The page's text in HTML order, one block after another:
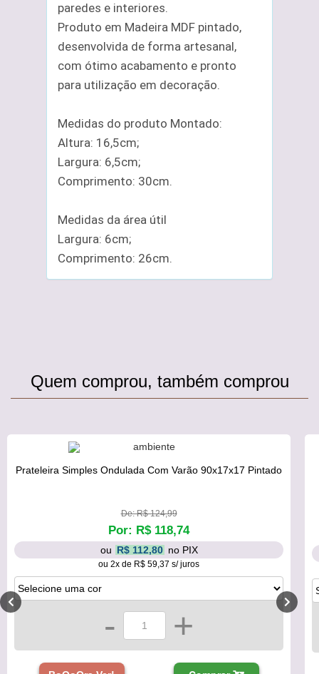
paredes e interiores.
Produto em Madeira MDF pintado,
desenvolvida de forma artesanal,
com ótimo acabamento e pronto
para utilização em decoração.
Medidas do produto Montado:
Altura: 16,5cm;
Largura: 6,5cm;
Comprimento: 30cm.
Medidas da área útil
Largura: 6cm;
Comprimento: 26cm.
Quem comprou, também comprou
Prateleira Simples Ondulada Com Varão 90x17x17 Pintado
De: R$ 124,99
Por: R$ 118,74
ou R$ 112,80 no PIX
ou 2x de R$ 59,37 s/ juros
- +